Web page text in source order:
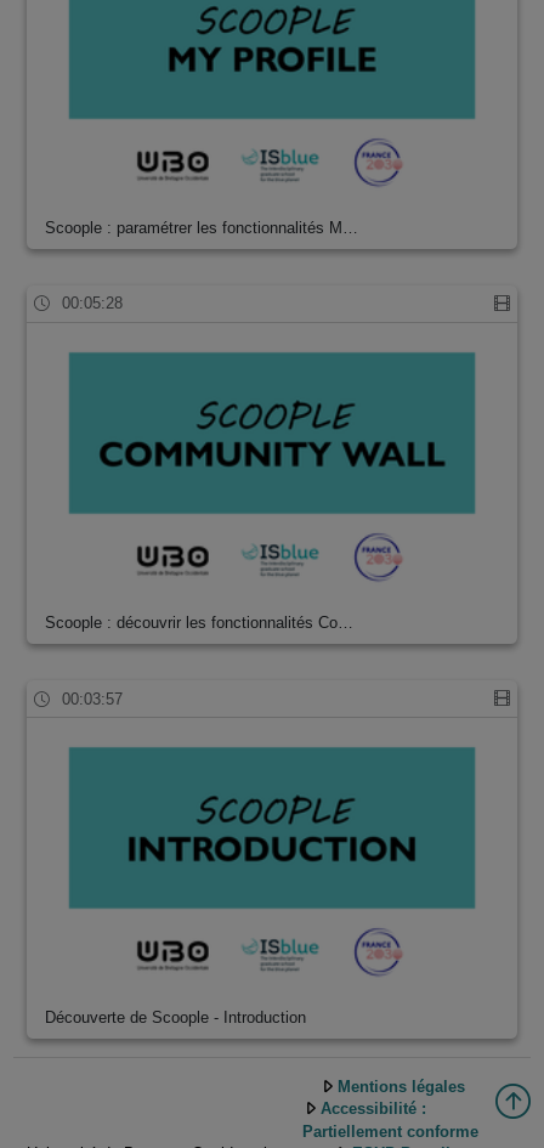
Scoople : paramétrer les fonctionnalités M…
00:05:28
Scoople : découvrir les fonctionnalités Co…
00:03:57
Découverte de Scoople - Introduction
Mentions légales
Accessibilité :
Partiellement conforme